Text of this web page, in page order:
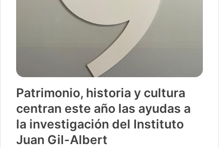
Patrimonio, historia y cultura
centran este año las ayudas a
la investigación del Instituto
Juan Gil-Albert